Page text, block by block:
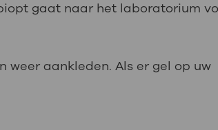
gaat naar het laboratorium
weer aankleden. Als er gel op uw